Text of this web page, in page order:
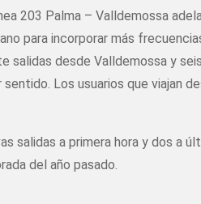
203 Palma – Valldemossa
para incorporar más
salidas desde Valldemossa y
Los usuarios que viajan
salidas a primera hora y dos a
del año pasado.